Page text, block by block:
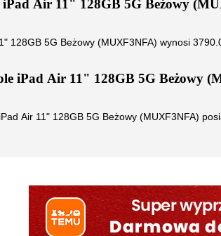
Air 11" 128GB 5G Beżowy
128GB 5G Beżowy (MUXF3NFA) wynosi
iPad Air 11" 128GB 5G Beżowy
Air 11" 128GB 5G Beżowy (MUXF3NFA)